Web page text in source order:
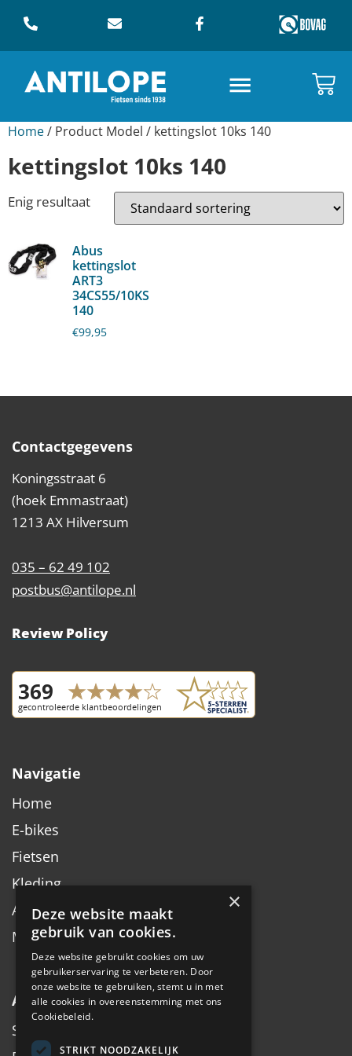
Home/ Product Model / kettingslot 10ks 140
kettingslot 10ks 140
Enig resultaat
Abus
kettingslot
ART3
34CS55/10KS
140
€99,95
Contactgegevens
Koningsstraat 6
(hoek Emmastraat)
1213 AX Hilversum
035 – 62 49 102
postbus@antilope.nl
Review Policy
Navigatie
Home
E-bikes
Fietsen
Kleding
Accessoires
Merken
Algemeen
Service
×
Deze website maakt
gebruik van cookies.
Deze website gebruikt cookies om uw
gebruikerservaring te verbeteren. Door
onze website te gebruiken, stemt u in met
alle cookies in overeenstemming met ons
Cookiebeleid.
STRIKT NOODZAKELIJK